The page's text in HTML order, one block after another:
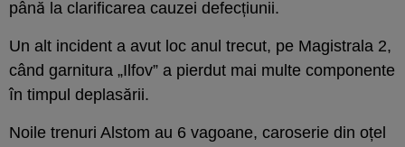
până la clarificarea cauzei defecțiunii.
Un alt incident a avut loc anul trecut, pe Magistrala 2,
când garnitura „Ilfov” a pierdut mai multe componente
în timpul deplasării.
Noile trenuri Alstom au 6 vagoane, caroserie din oțel